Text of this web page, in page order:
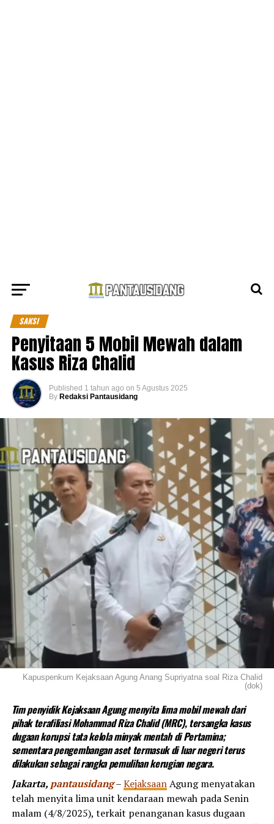
SAKSI
Penyitaan 5 Mobil Mewah dalam
Kasus Riza Chalid
Published 1 tahun ago on 5 Agustus 2025
By Redaksi Pantausidang
Kapuspenkum Kejaksaan Agung Anang Supriyatna soal Riza Chalid
(dok)
Tim penyidik Kejaksaan Agung menyita lima mobil mewah dari
pihak terafiliasi Mohammad Riza Chalid (MRC), tersangka kasus
dugaan korupsi tata kelola minyak mentah di Pertamina;
sementara pengembangan aset termasuk di luar negeri terus
dilakukan sebagai rangka pemulihan kerugian negara.
Jakarta, pantausidang–KejaksaanAgung menyatakan
telah menyita lima unit kendaraan mewah pada Senin
malam (4/8/2025), terkait penanganan kasus dugaan